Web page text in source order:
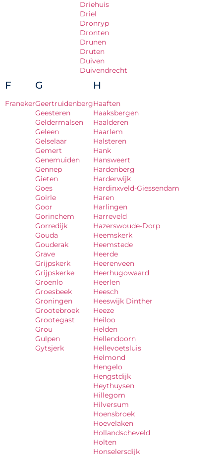
Driehuis
Driel
Dronryp
Dronten
Drunen
Druten
Duiven
Duivendrecht
F
Franeker
G
Geertruidenberg
Geesteren
Geldermalsen
Geleen
Gelselaar
Gemert
Genemuiden
Gennep
Gieten
Goes
Goirle
Goor
Gorinchem
Gorredijk
Gouda
Gouderak
Grave
Grijpskerk
Grijpskerke
Groenlo
Groesbeek
Groningen
Grootebroek
Grootegast
Grou
Gulpen
Gytsjerk
H
Haaften
Haaksbergen
Haalderen
Haarlem
Halsteren
Hank
Hansweert
Hardenberg
Harderwijk
Hardinxveld-Giessendam
Haren
Harlingen
Harreveld
Hazerswoude-Dorp
Heemskerk
Heemstede
Heerde
Heerenveen
Heerhugowaard
Heerlen
Heesch
Heeswijk Dinther
Heeze
Heiloo
Helden
Hellendoorn
Hellevoetsluis
Helmond
Hengelo
Hengstdijk
Heythuysen
Hillegom
Hilversum
Hoensbroek
Hoevelaken
Hollandscheveld
Holten
Honselersdijk